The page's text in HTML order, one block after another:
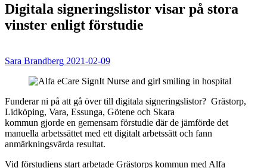
Digitala signeringslistor visar på stora
vinster enligt förstudie
Sara Brandberg 2021-02-09
Funderar ni på att gå över till digitala signeringslistor? Grästorp,
Lidköping, Vara, Essunga, Götene och Skara
kommun gjorde en gemensam förstudie där de jämförde det
manuella arbetssättet med ett digitalt arbetssätt och fann
anmärkningsvärda resultat.
Vid förstudiens start arbetade Grästorps kommun med Alfa